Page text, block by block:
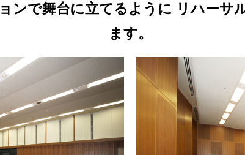
ンで舞台に立てるように リハーサ
ます。